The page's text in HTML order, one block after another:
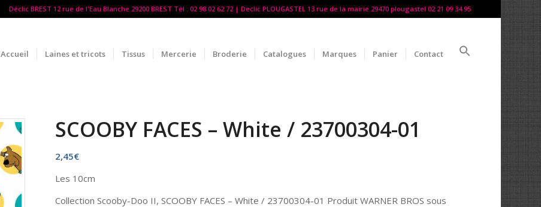
Déclic BREST 12 rue de l'Eau Blanche 29200 BREST Tél : 02 98 02 62 72 | Declic PLOUGASTEL 13 rue de la mairie 29470 plougastel 02 21 09 34 95
Accueil Laines et tricots Tissus Mercerie Broderie Catalogues Marques Panier Contact
SCOOBY FACES – White / 23700304-01
2,45€
Les 10cm
Collection Scooby-Doo II, SCOOBY FACES – White / 23700304-01 Produit WARNER BROS sous